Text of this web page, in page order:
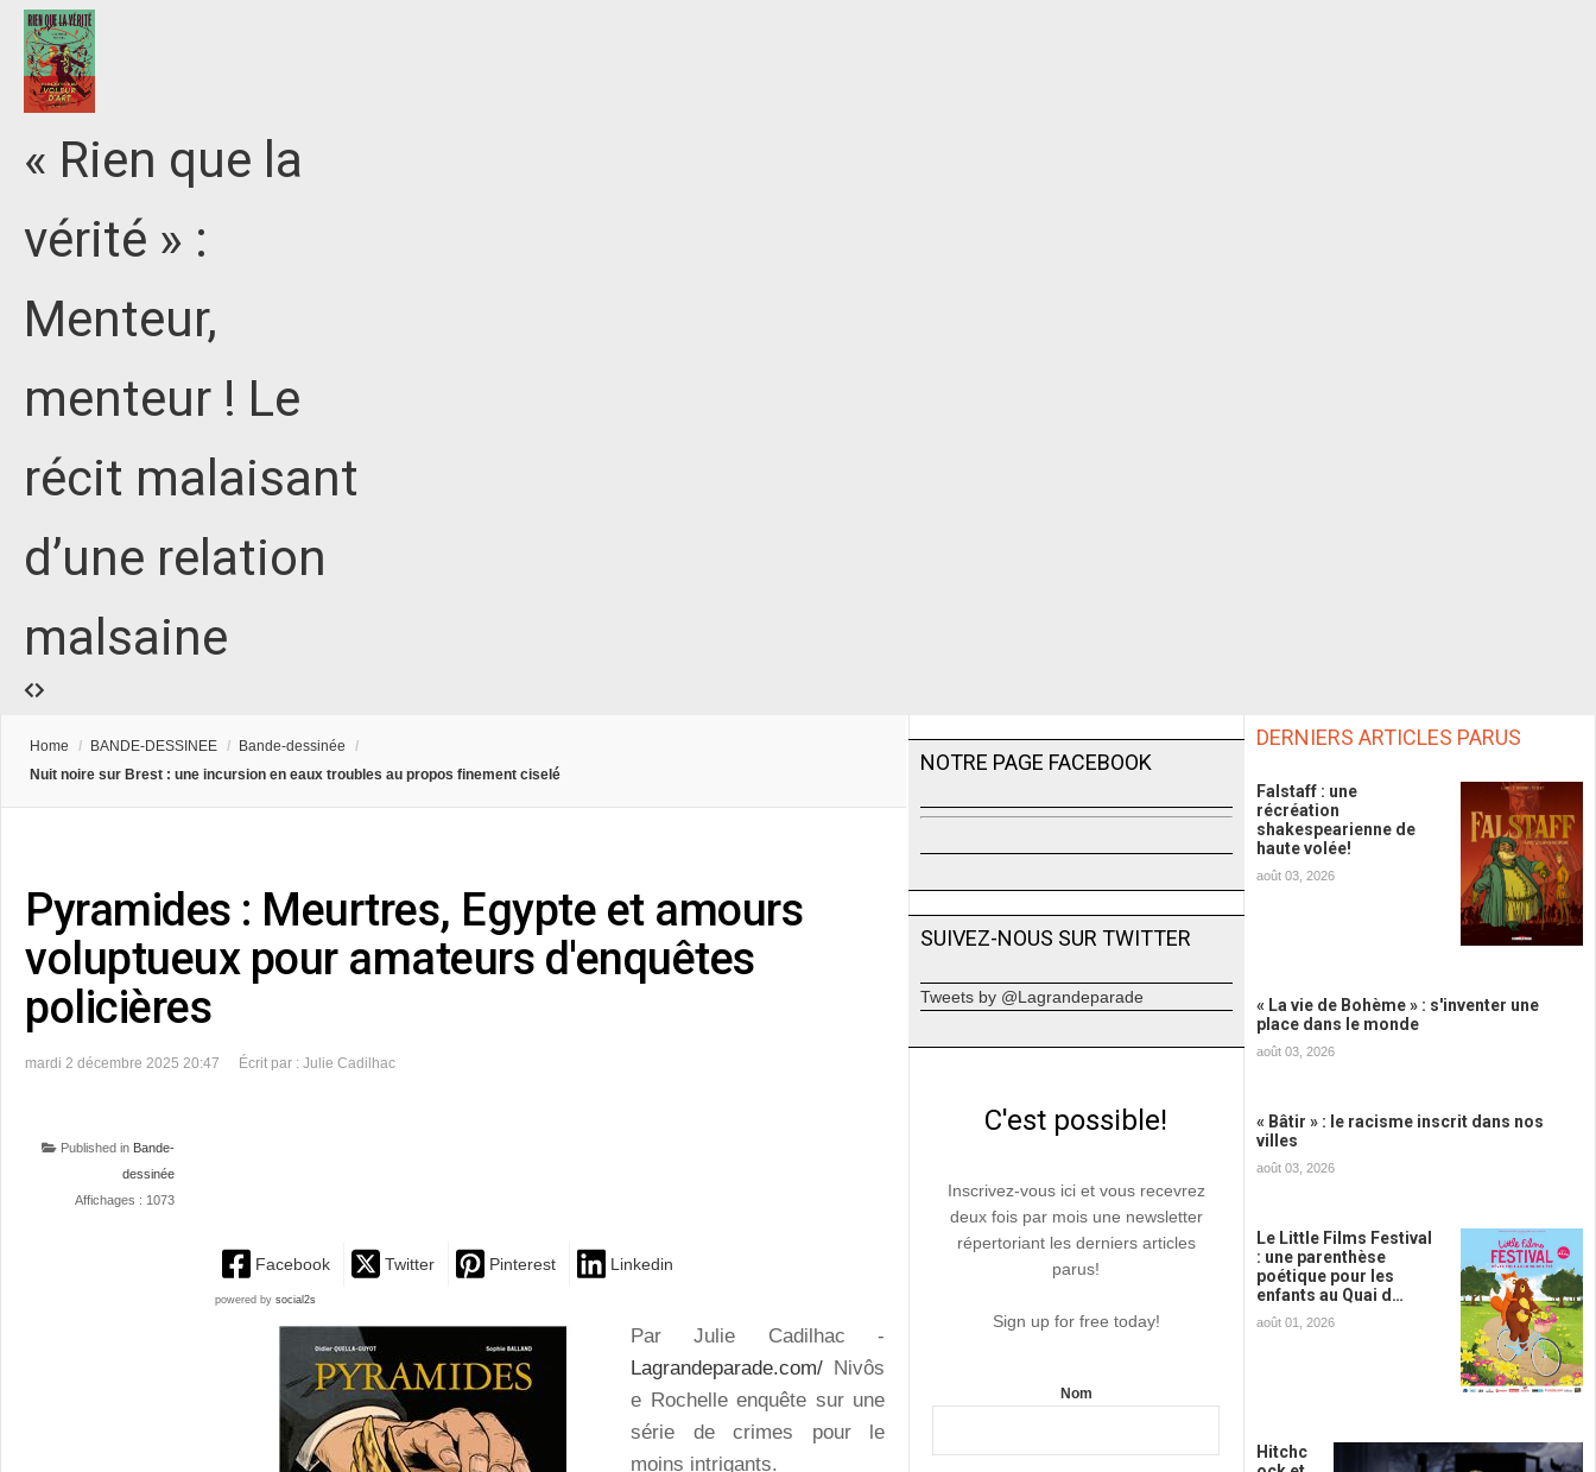
« Rien que la
vérité » :
Menteur,
menteur ! Le
récit malaisant
d’une relation
malsaine
Home / BANDE-DESSINEE / Bande-dessinée
/
Nuit noire sur Brest : une incursion en eaux troubles au propos finement ciselé
Pyramides : Meurtres, Egypte et amours
voluptueux pour amateurs d'enquêtes
policières
mardi 2 décembre 2025 20:47 Écrit par : Julie Cadilhac
Published in Bande-
dessinée
Affichages : 1073
Facebook Twitter Pinterest Linkedin
powered by social2s
Par Julie Cadilhac -
Lagrandeparade.com/ Nivôs
e Rochelle enquête sur une
série de crimes pour le
moins intrigants.
NOTRE PAGE FACEBOOK
SUIVEZ-NOUS SUR TWITTER
Tweets by @Lagrandeparade
C'est possible!
Inscrivez-vous ici et vous recevrez
deux fois par mois une newsletter
répertoriant les derniers articles
parus!
Sign up for free today!
Nom
DERNIERS ARTICLES PARUS
Falstaff : une
récréation
shakespearienne de
haute volée!
août 03, 2026
« La vie de Bohème » : s'inventer une
place dans le monde
août 03, 2026
« Bâtir » : le racisme inscrit dans nos
villes
août 03, 2026
Le Little Films Festival
: une parenthèse
poétique pour les
enfants au Quai d…
août 01, 2026
Hitchc